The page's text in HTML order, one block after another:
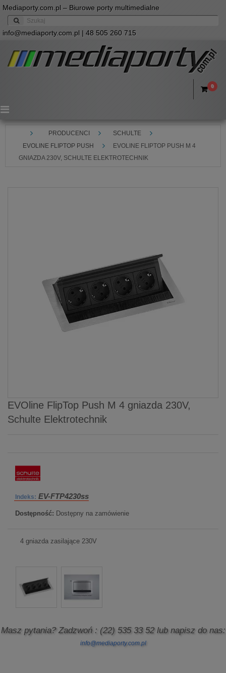
Mediaporty.com.pl – Biurowe porty multimedialne
info@mediaporty.com.pl | 48 505 260 715
0
Menu
PRODUCENCI
SCHULTE
EVOLINE FLIPTOP PUSH
EVOLINE FLIPTOP PUSH M 4
GNIAZDA 230V, SCHULTE ELEKTROTECHNIK
EVOline FlipTop Push M 4 gniazda 230V,
Schulte Elektrotechnik
Indeks: EV-FTP4230ss
Dostępność: Dostępny na zamówienie
4 gniazda zasilające 230V
Masz pytania? Zadzwoń : (22) 535 33 52lub napisz do nas:
info@mediaporty.com.pl